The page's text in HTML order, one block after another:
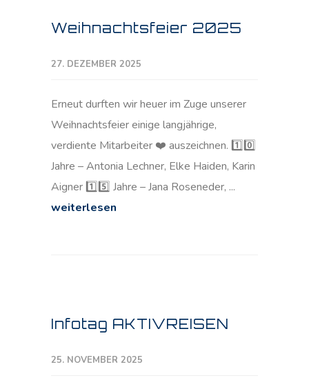
Weihnachtsfeier 2025
27. DEZEMBER 2025
Erneut durften wir heuer im Zuge unserer
Weihnachtsfeier einige langjährige,
verdiente Mitarbeiter ❤️ auszeichnen. 1️⃣0️⃣
Jahre – Antonia Lechner, Elke Haiden, Karin
Aigner 1️⃣5️⃣ Jahre – Jana Roseneder, ...
weiterlesen
Infotag AKTIVREISEN
25. NOVEMBER 2025